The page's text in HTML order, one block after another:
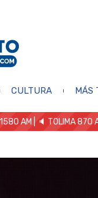
CULTURA MÁS
AM | 🔈 TOLIMA 870